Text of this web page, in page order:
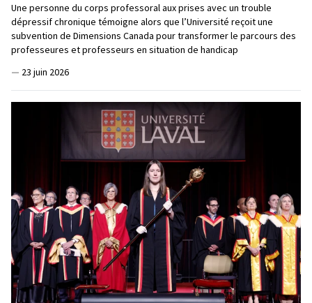
Une personne du corps professoral aux prises avec un trouble
dépressif chronique témoigne alors que l’Université reçoit une
subvention de Dimensions Canada pour transformer le parcours des
professeures et professeurs en situation de handicap
— 23 juin 2026